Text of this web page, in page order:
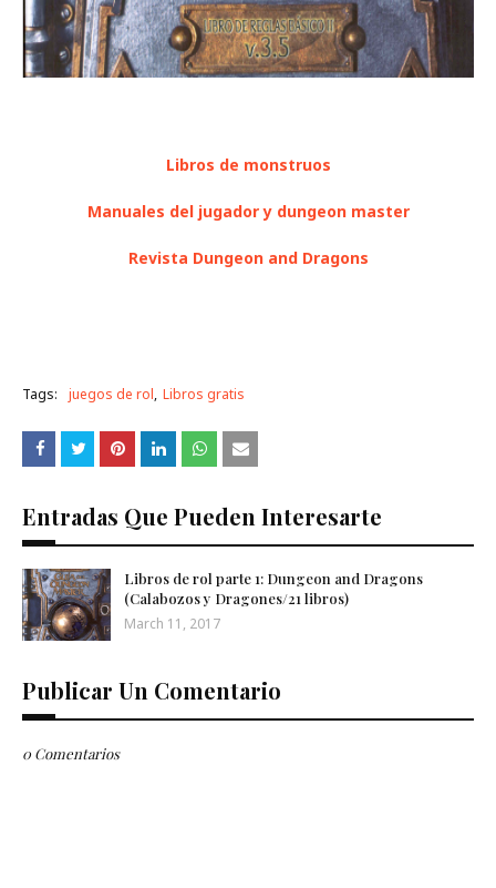
Libros de monstruos
Manuales del jugador y dungeon master
Revista Dungeon and Dragons
Tags: juegos de rol Libros gratis
Entradas Que Pueden Interesarte
Libros de rol parte 1: Dungeon and Dragons
(Calabozos y Dragones/21 libros)
March 11, 2017
Publicar Un Comentario
0 Comentarios